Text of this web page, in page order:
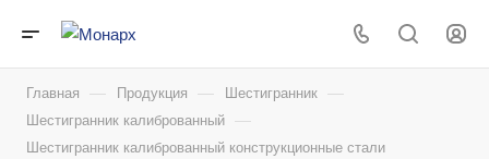
Главная — Продукция — Шестигранник —
Шестигранник калиброванный —
Шестигранник калиброванный конструкционные стали